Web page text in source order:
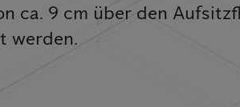
ca. 9 cm über den
werden.